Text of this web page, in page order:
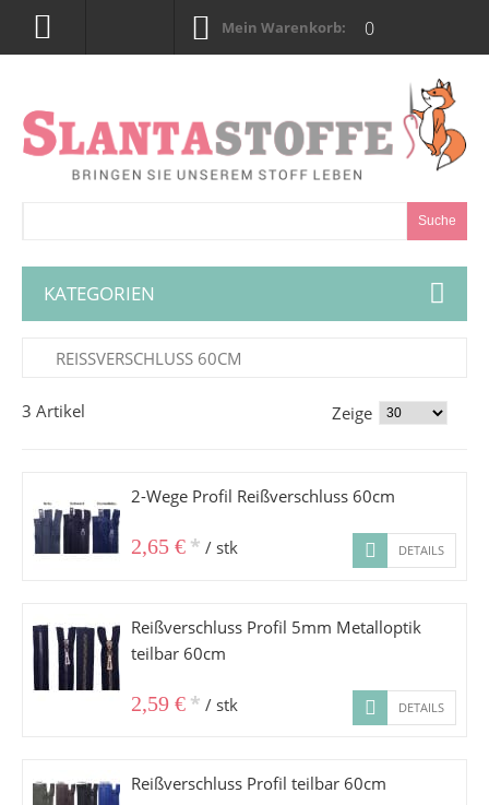
Mein Warenkorb: 0
Suche
KATEGORIEN
REISSVERSCHLUSS 60CM
3 Artikel Zeige
2-Wege Profil Reißverschluss 60cm
2,65 € * / stk DETAILS
Reißverschluss Profil 5mm Metalloptik
teilbar 60cm
2,59 € * / stk DETAILS
Reißverschluss Profil teilbar 60cm